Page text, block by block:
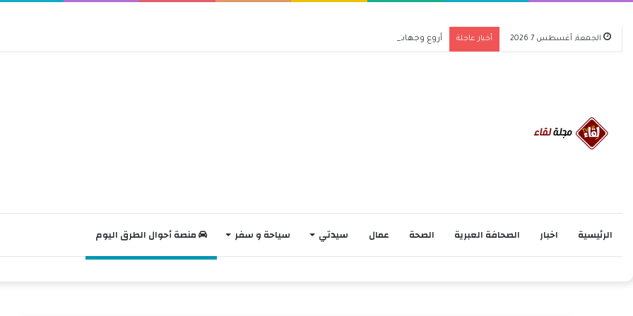
الجمعة, أغسطس 7 2026 أخبار عاجلة أروع وجهات السفر لعام 2026 اكتشف عالمًا جديدًا من المغامرات
الرئيسية اخبار الصحافة العبرية الصحة عمال سيدتي سياحة و سفر منصة أحوال الطرق اليوم